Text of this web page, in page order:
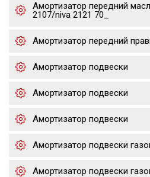
Амортизатор передний
2107/niva 2121 70_
Амортизатор передний
Амортизатор подвески
Амортизатор подвески
Амортизатор подвески
Амортизатор подвески
Амортизатор подвески